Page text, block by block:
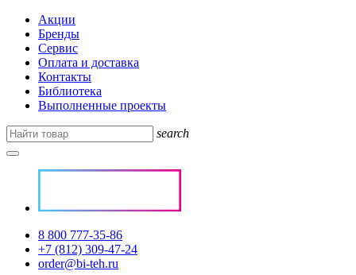
Акции
Бренды
Сервис
Оплата и доставка
Контакты
Библиотека
Выполненные проекты
search
8 800 777-35-86
+7 (812) 309-47-24
order@bi-teh.ru